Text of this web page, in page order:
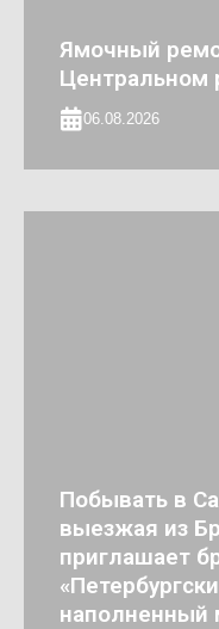
Ямочный
Центральном
06.08.2026
Побывать в
выезжая из
приглашает
наполненный